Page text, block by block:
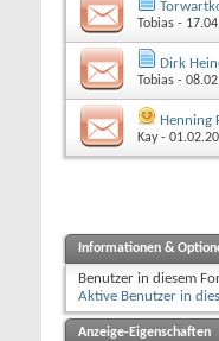
Tobias -
Dirk
Tobias -
Henning
Kay-
Informationen &
Benutzer in diesem
Aktive Benutzer in
Anzeige-Eigenschaften